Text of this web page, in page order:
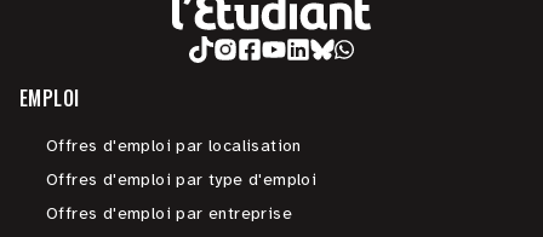
EMPLOI
Offres d'emploi par localisation
Offres d'emploi par type d'emploi
Offres d'emploi par entreprise